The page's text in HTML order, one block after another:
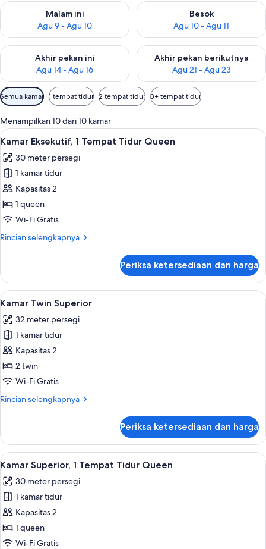
Malam ini
Agu 9 - Agu 10
Periksa ketersediaan untuk malam ini Agu 9 - Agu 10
Besok
Agu 10 - Agu 11
Periksa ketersediaan untuk
Akhir pekan ini
Agu 14 - Agu 16
Periksa ketersediaan untuk akhir pekan ini Agu 14 - Agu 16
Akhir pekan berikutnya
Agu 21 - Agu 23
Periksa ketersediaan untuk
Filter
tersedia
untuk
kamar
Semua kamar 1 tempat tidur 2 tempat tidur 3+ tempat tidur
Menampilkan 10 dari 10 kamar
Lihat
semua
foto
untuk
Kamar
Eksekutif,
1
Tidur
Brankas, meja kerja, ruang kerja
4
Kamar Eksekutif, 1 Tempat Tidur Queen
30 meter persegi
1 kamar tidur
Kapasitas 2
1 queen
Wi-Fi Gratis
Rincian selengkapnya
Rincian
Kamar
Eksekutif,
1
Tidur
Queen
Periksa ketersediaan dan harga
Lihat
semua
foto
untuk
Kamar
Twin
Superior
Kamar Twin Superior | Brankas,
6
Kamar Twin Superior
32 meter persegi
1 kamar tidur
Kapasitas 2
2 twin
Wi-Fi Gratis
Rincian selengkapnya
Rincian
Kamar
Twin
Superior
Periksa ketersediaan dan harga
Lihat
semua
foto
untuk
Kamar
Superior,
1
Kamar Superior, 1 Tempat Tidur
4
Kamar Superior, 1 Tempat Tidur Queen
30 meter persegi
1 kamar tidur
Kapasitas 2
1 queen
Wi-Fi Gratis